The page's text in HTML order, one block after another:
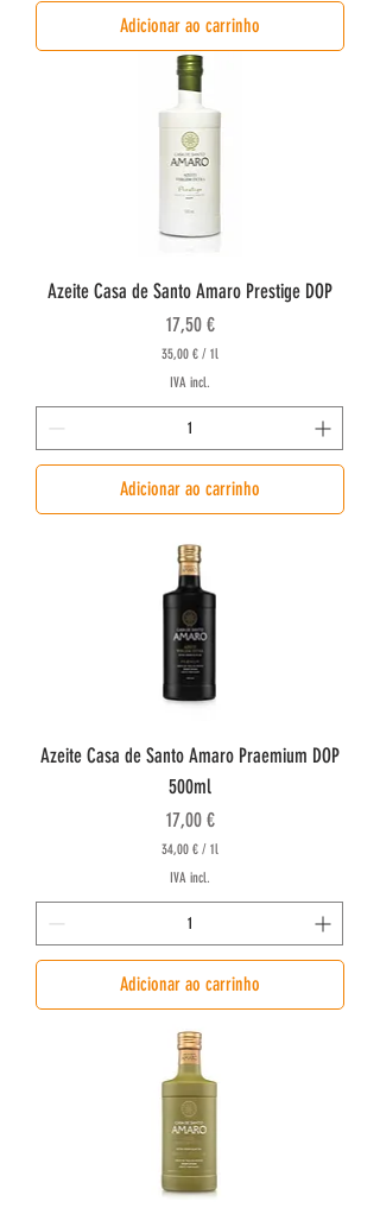
€
o
r
i
t
r
o
Adicionar ao carrinho
Azeite Casa de Santo Amaro Prestige DOP
Preço
17,50 €
35,00 € / 1l
3
5
,
0
0
€
r
1
l
t
r
o
IVA incl.
Adicionar ao carrinho
Azeite Casa de Santo Amaro Praemium DOP
500ml
Preço
17,00 €
34,00 € / 1l
4
,
0
€
r
1
l
i
t
r
o
IVA incl.
Adicionar ao carrinho